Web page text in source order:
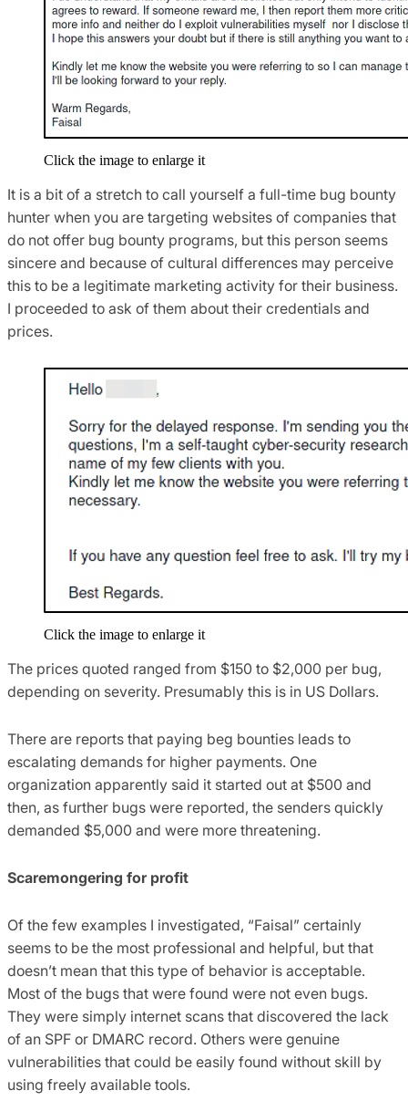
Click the image to enlarge it
It is a bit of a stretch to call yourself a full-time bug bounty
hunter when you are targeting websites of companies that
do not offer bug bounty programs, but this person seems
sincere and because of cultural differences may perceive
this to be a legitimate marketing activity for their business.
I proceeded to ask of them about their credentials and
prices.
Click the image to enlarge it
The prices quoted ranged from $150 to $2,000 per bug,
depending on severity. Presumably this is in US Dollars.
There are reports that paying beg bounties leads to
escalating demands for higher payments. One
organization apparently said it started out at $500 and
then, as further bugs were reported, the senders quickly
demanded $5,000 and were more threatening.
Scaremongering for profit
Of the few examples I investigated, “Faisal” certainly
seems to be the most professional and helpful, but that
doesn’t mean that this type of behavior is acceptable.
Most of the bugs that were found were not even bugs.
They were simply internet scans that discovered the lack
of an SPF or DMARC record. Others were genuine
vulnerabilities that could be easily found without skill by
using freely available tools.